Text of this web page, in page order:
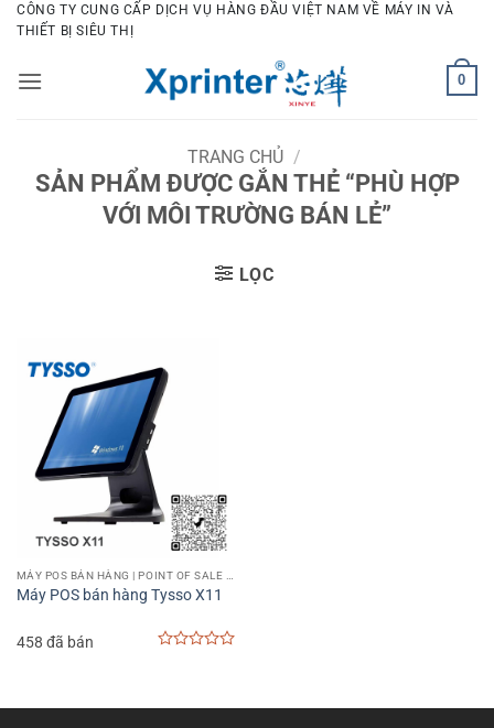
Bỏ
qua
dung
CÔNG TY CUNG CẤP DỊCH VỤ HÀNG ĐẦU VIỆT NAM VỀ MÁY IN VÀ
THIẾT BỊ SIÊU THỊ
0
TRANG CHỦ /
SẢN PHẨM ĐƯỢC GẮN THẺ “PHÙ HỢP
VỚI MÔI TRƯỜNG BÁN LẺ”
LỌC
Máy POS bán hàng Tysso X11
458 đã bán
5